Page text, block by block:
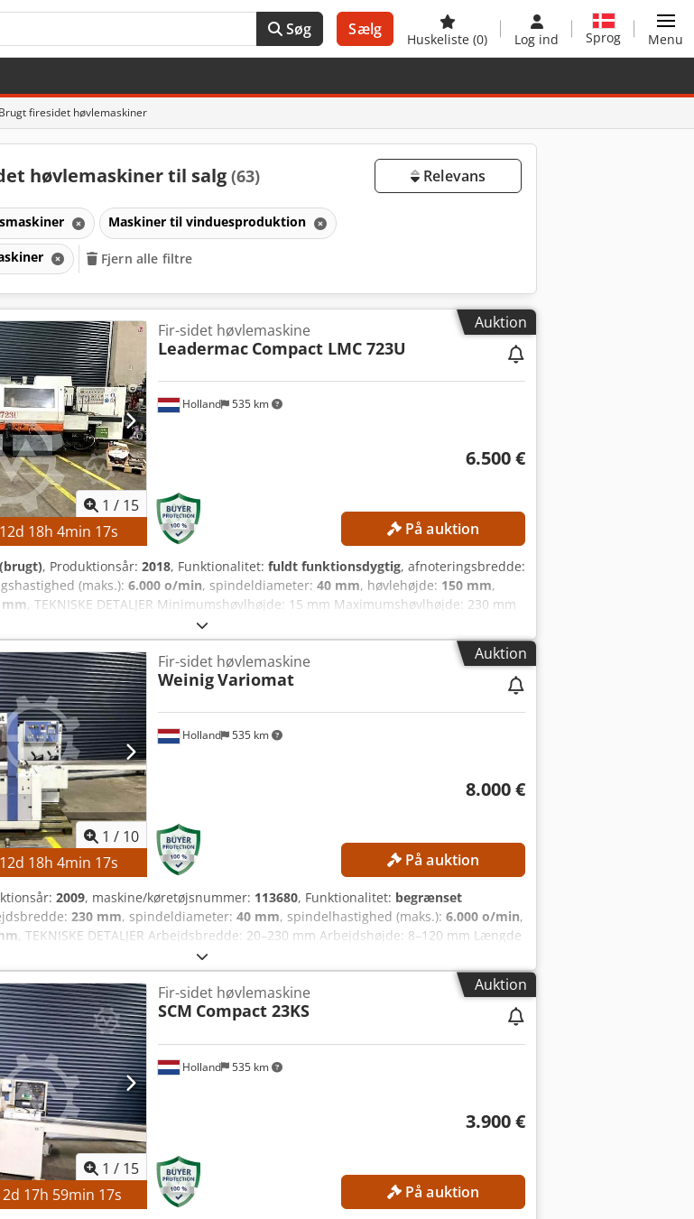
Søg Sælg
Huskeliste (0) Log ind Sprog Menu
Brugt firesidet høvlemaskiner
høvlemaskiner til salg (63) Relevans
Maskiner til vinduesproduktion
Fjern alle filtre
Auktion
1 / 15
12d 18h 4min 15s
Holland 535 km
Fir-sidet høvlemaskine
Leadermac Compact LMC 723U
6.500 €
På auktion
, Produktionsår: 2018, Funktionalitet: fuldt funktionsdygtig, afnoteringsbredde:
(maks.): 6.000 o/min, spindeldiameter: 40 mm, høvlehøjde: 150 mm,
mm, TEKNISKE DETALJER Minimumshøvlhøjde: 15 mm Maximumshøvlhøjde: 230 mm
10 mm Maximumshøvltykkelse: 150 mm Antal spindler: 6 stk. Spindeldiameter: 40
6.000 o/min. Indføringsbordslængde: 1.570 mm Fremføring
5,5 kW Fremføringsdrift: kardanakseldrift Fremføringssystem: automatisk
6 m/min. Maximum fremføringshastighed: 24 m/min.
trinvis Diameter påudsugningsdyse: 120 mm MASKINENS DETALJER
og vægt Dimensioner (L x B x H): 5.900 x 2.600 x 1.900 mm Egenvægt:
er svage. Csdpfx Aszrmupsqqoha
Auktion
1 / 10
12d 18h 4min 15s
Holland 535 km
Fir-sidet høvlemaskine
WeinigVariomat
8.000 €
På auktion
2009, maskine/køretøjsnummer: 113680, Funktionalitet: begrænset
230 mm, spindeldiameter: 40 mm, spindelhastighed (maks.): 6.000 o/min,
, TEKNISKE DETALJER Arbejdsbredde: 20–230 mm Arbejdshøjde: 8–120 mm Længde
mm Fremføringshastighed: 6–12 m/min Antal spindler: 5 Spindeldiameter: 40
6.000 o/min Maks. værktøjsdiameter, vertikal spindel: 232 mm Maks.
spindel (undtagen den første spindel): 200 mm Spindelopstilling og -ydelse
kW 2. Spindel, til venstre: 7,5 kW 3. Spindel, til højre: 7,5 kW 4. Spindel, øverst: 11
5,5 kW MASKINENS DETALJER Tilslutningsspænding: 400 V Tilslutningseffekt: 32 kW
og vægt Dimensioner (L x B x H): 4.000 x 1.400 x 1.350 mm Chedpfx
kg UDSTYR 5-spindeludførelse Bearbejdning på fire sider Indføringsbord CE-
5. spindel er defekt.
Auktion
1 / 15
d 17h 59min 15s
Holland 535 km
Fir-sidet høvlemaskine
SCM Compact 23KS
3.900 €
På auktion